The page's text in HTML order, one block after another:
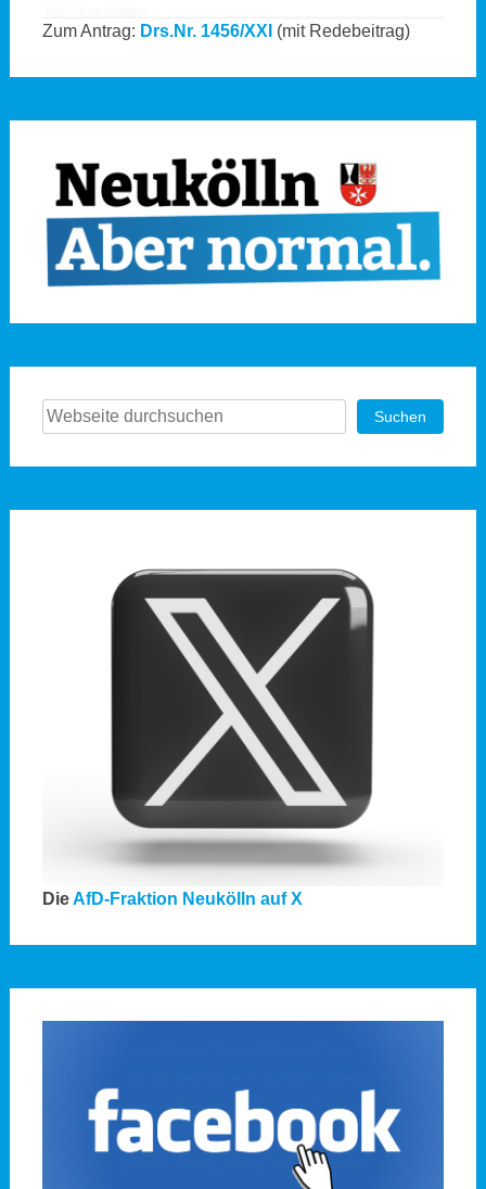
Zum Antrag: Drs.Nr. 1456/XXI (mit Redebeitrag)
Suchen Suchen
DieAfD-Fraktion Neukölln auf X